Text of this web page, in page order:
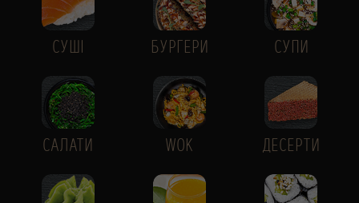
СУШІ БУРГЕРИ СУПИ
САЛАТИ WOK ДЕСЕРТИ